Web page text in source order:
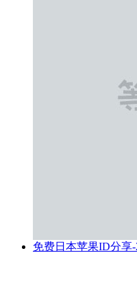
免费日本苹果ID分享